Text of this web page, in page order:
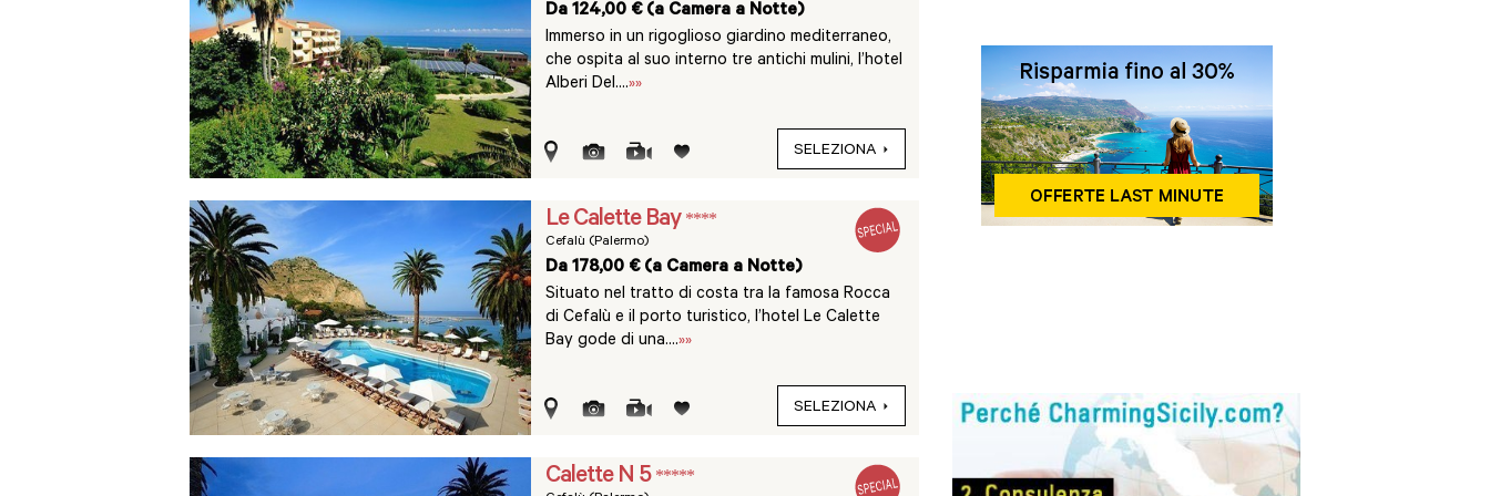
Da 124,00 € (a Camera a Notte)
Immerso in un rigoglioso giardino mediterraneo,
che ospita al suo interno tre antichi mulini, l’hotel
Alberi Del....»»
SELEZIONA
Le Calette Bay ****
Cefalù (Palermo)
Da 178,00 € (a Camera a Notte)
Situato nel tratto di costa tra la famosa Rocca
di Cefalù e il porto turistico, l’hotel Le Calette
Bay gode di una....»»
SELEZIONA
Calette N 5 *****